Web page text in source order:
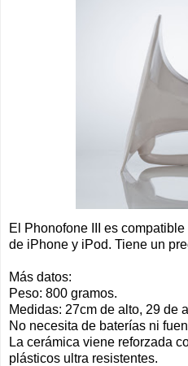
El Phonofone III es
de iPhone y iPod. Tiene un
Más datos:
Peso: 800 gramos.
Medidas: 27cm de alto, 29 de
No necesita de baterías ni
La cerámica viene reforzada
plásticos ultra resistentes.